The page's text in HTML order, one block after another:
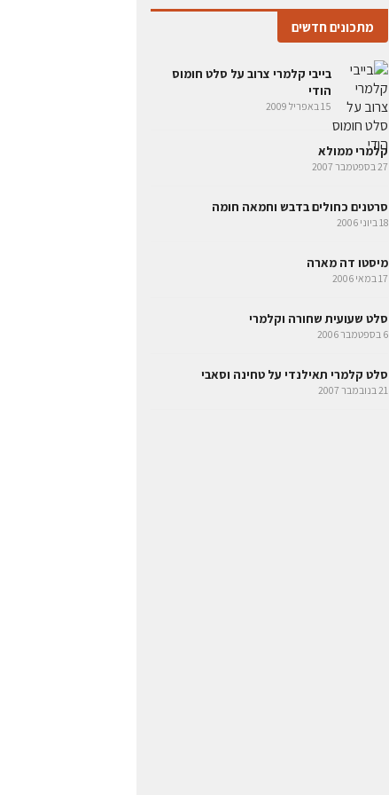
מתכונים חדשים
בייבי קלמרי צרוב על סלט חומוס
הודי
15 באפריל 2009
קלמרי ממולא
27 בספטמבר 2007
סרטנים כחולים בדבש וחמאה חומה
18 ביוני 2006
מיסטו דה מארה
17 במאי 2006
סלט שעועית שחורה וקלמרי
6 בספטמבר 2006
סלט קלמרי תאילנדי על טחינה וסאבי
21 בנובמבר 2007